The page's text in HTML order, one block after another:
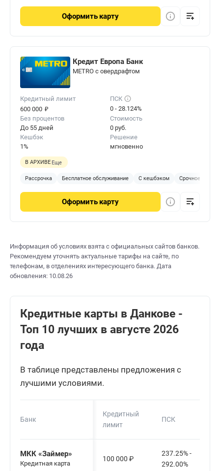
Оформить карту
Кредит Европа Банк
METRO с овердрафтом
Кредитный лимит
600 000 ₽
ПСК
0 - 28.124%
Без процентов
До 55 дней
Стоимость
0 руб.
Кешбэк
1%
Решение
мгновенно
В АРХИВЕ Еще
Рассрочка Бесплатное обслуживание С кешбэком Срочное
Оформить карту
Информация об условиях взята с официальных сайтов банков.
Рекомендуем уточнять актуальные тарифы на сайте, по
телефонам, в отделениях интересующего банка. Дата
обновления: 10.08.26
Кредитные карты в Данкове -
Топ 10 лучших в августе 2026
года
В таблице представлены предложения с
лучшими условиями.
Банк
Кредитный
лимит
ПСК
МКК «Займер»
Кредитная карта
100 000 ₽
237.25% -
292.00%